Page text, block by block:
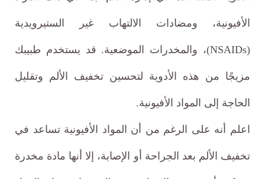
الأفيونية، ومضادات الالتهاب غير الستيرويدية
(NSAIDs)، والمخدرات الموضعية. قد يستخدم طبيبك
مزيجًا من هذه الأدوية لتحسين تخفيف الألم وتقليل
الحاجة إلى المواد الأفيونية.
اعلم أنه على الرغم من أن المواد الأفيونية تساعد في
تخفيف الألم بعد الجراحة أو الإصابة، إلا أنها مادة مخدرة